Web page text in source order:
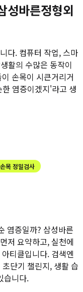
성바른정형외
다. 컴퓨터 작업, 스마
활의 수많은 동작이
손목이 시큰거리거
염증이겠지'라고 생
목 정밀검사
염증일까? 삼성바른
저 요약하고, 실천에
티클입니다. 검색엔
단기 챌린지, 생활 습
습니다.